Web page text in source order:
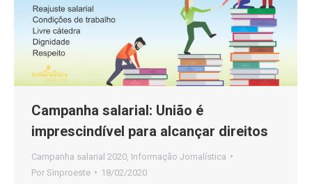
Campanha salarial: União é
imprescindível para alcançar direitos
Campanha salarial 2020 Informação Jornalística
Por Sinproeste 18/02/2020